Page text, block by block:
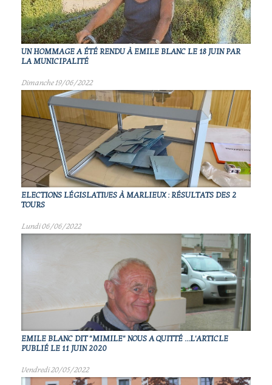
UN HOMMAGE A ÉTÉ RENDU À EMILE BLANC LE 18 JUIN PAR
LA MUNICIPALITÉ
Dimanche 19/06/2022
ELECTIONS LÉGISLATIVES À MARLIEUX : RÉSULTATS DES 2
TOURS
Lundi 06/06/2022
EMILE BLANC DIT "MIMILE" NOUS A QUITTÉ ...L'ARTICLE
PUBLIÉ LE 11 JUIN 2020
Vendredi 20/05/2022